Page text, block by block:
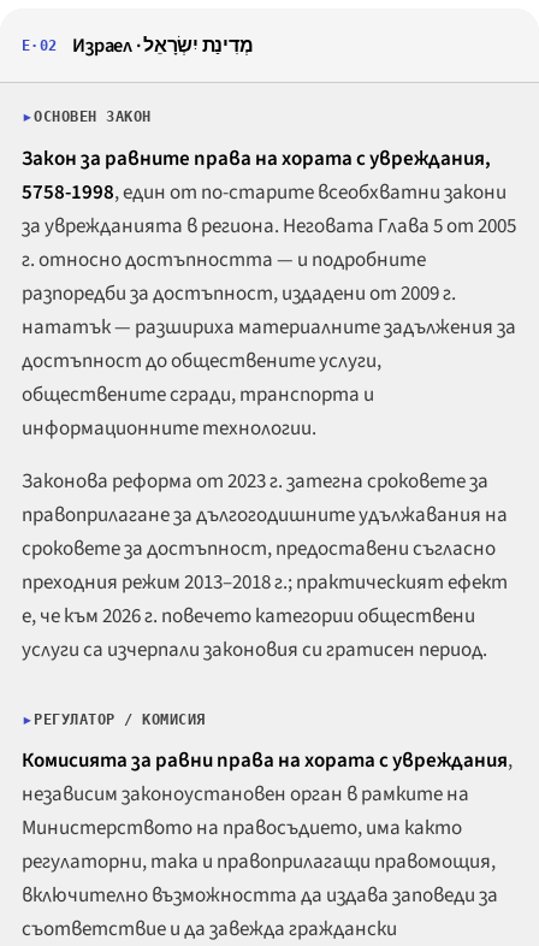
E·02 Израел ·מְדִינַת יִשְׂרָאֵל
ОСНОВЕН ЗАКОН
Закон за равните права на хората с увреждания,
5758-1998, един от по-старите всеобхватни закони
за уврежданията в региона. Неговата Глава 5 от 2005
г. относно достъпността — и подробните
разпоредби за достъпност, издадени от 2009 г.
нататък — разшириха материалните задължения за
достъпност до обществените услуги,
обществените сгради, транспорта и
информационните технологии.
Законова реформа от 2023 г. затегна сроковете за
правоприлагане за дългогодишните удължавания на
сроковете за достъпност, предоставени съгласно
преходния режим 2013–2018 г.; практическият ефект
е, че към 2026 г. повечето категории обществени
услуги са изчерпали законовия си гратисен период.
РЕГУЛАТОР / КОМИСИЯ
Комисията за равни права на хората с увреждания,
независим законоустановен орган в рамките на
Министерството на правосъдието, има както
регулаторни, така и правоприлагащи правомощия,
включително възможността да издава заповеди за
съответствие и да завежда граждански